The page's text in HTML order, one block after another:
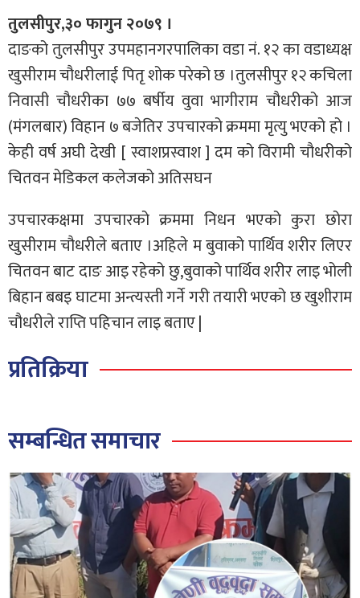
तुलसीपुर,३० फागुन २०७९ ।
दाङको तुलसीपुर उपमहानगरपालिका वडा नं. १२ का वडाध्यक्ष
खुसीराम चौधरीलाई पितृ शोक परेको छ ।तुलसीपुर १२ कचिला
निवासी चौधरीका ७७ बर्षीय वुवा भागीराम चौधरीको आज
(मंगलबार) विहान ७ बजेतिर उपचारको क्रममा मृत्यु भएको हो ।
केही वर्ष अघी देखी [ स्वाशप्रस्वाश ] दम को विरामी चौधरीको
चितवन मेडिकल कलेजको अतिसघन
उपचारकक्षमा उपचारको क्रममा निधन भएको कुरा छोरा
खुसीराम चौधरीले बताए ।अहिले म बुवाको पार्थिव शरीर लिएर
चितवन बाट दाङ आइ रहेको छु,बुवाको पार्थिव शरीर लाइ भोली
बिहान बबइ घाटमा अन्त्यस्ती गर्ने गरी तयारी भएको छ खुशीराम
चौधरीले राप्ति पहिचान लाइ बताए |
प्रतिक्रिया
सम्बन्धित समाचार